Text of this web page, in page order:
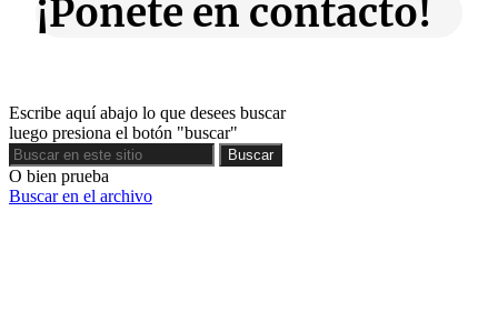
¡Ponete en contacto!
Escribe aquí abajo lo que desees buscar
luego presiona el botón "buscar"
Buscar
Buscar
O bien prueba
Buscar en el archivo